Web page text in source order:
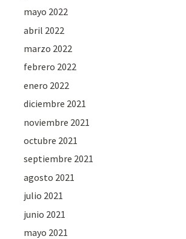
mayo 2022
abril 2022
marzo 2022
febrero 2022
enero 2022
diciembre 2021
noviembre 2021
octubre 2021
septiembre 2021
agosto 2021
julio 2021
junio 2021
mayo 2021